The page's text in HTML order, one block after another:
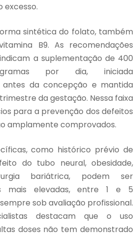
excesso.
sintética do folato, também
B9. As recomendações
a suplementação de 400
por dia, iniciada
da concepção e mantida
da gestação. Nessa faixa
para a prevenção dos defeitos
amplamente comprovados.
como histórico prévio de
do tubo neural, obesidade,
bariátrica, podem ser
mais elevadas, entre 1 e 5
sob avaliação profissional.
destacam que o uso
doses não tem demonstrado